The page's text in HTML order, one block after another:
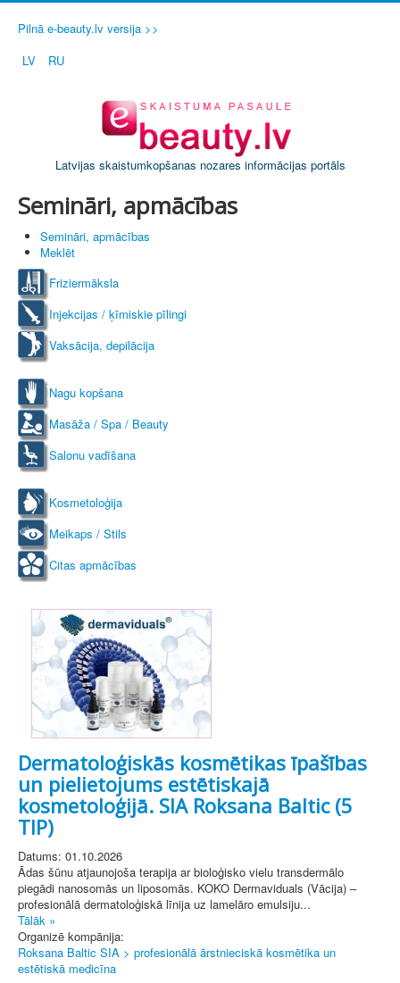
Pilnā e-beauty.lv versija >>
LV
RU
Latvijas skaistumkopšanas nozares informācijas portāls
Semināri, apmācības
Semināri, apmācības
Meklēt
Friziermāksla
Injekcijas / ķīmiskie pīlingi
Vaksācija, depilācija
Nagu kopšana
Masāža / Spa / Beauty
Salonu vadīšana
Kosmetoloģija
Meikaps / Stils
Citas apmācības
Dermatoloģiskās kosmētikas īpašības
un pielietojums estētiskajā
kosmetoloģijā. SIA Roksana Baltic (5
TIP)
Datums: 01.10.2026
Ādas šūnu atjaunojoša terapija ar bioloģisko vielu transdermālo
piegādi nanosomās un liposomās. KOKO Dermaviduals (Vācija) –
profesionālā dermatoloģiskā līnija uz lamelāro emulsiju...
Tālāk »
Organizē kompānija:
Roksana Baltic SIA > profesionālā ārstnieciskā kosmētika un
estētiskā medicīna